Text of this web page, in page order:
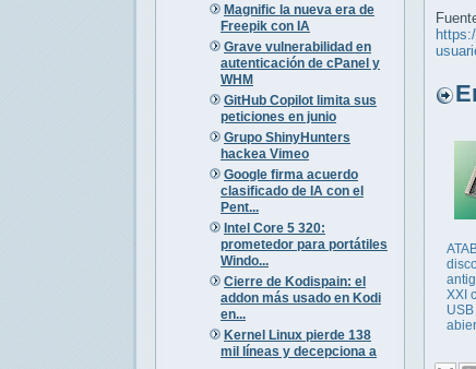
Magnific la nueva era de
Freepik con IA
Grave vulnerabilidad en
autenticación de cPanel y
WHM
GitHub Copilot limita sus
peticiones en junio
Grupo ShinyHunters
hackea Vimeo
Google firma acuerdo
clasificado de IA con el
Pent...
Intel Core 5 320:
prometedor para portátiles
Windo...
Cierre de Kodispain: el
addon más usado en Kodi
en...
Kernel Linux pierde 138
mil líneas y decepciona a
XXI